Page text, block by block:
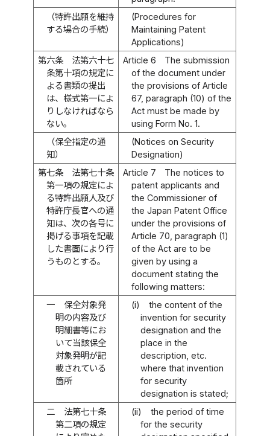
（特許出願を維持
する場合の手続）
(Procedures for
Maintaining Patent
Applications)
第六条
法第六十七
条第十項の規定に
よる書類の提出
は、様式第一によ
りしなければなら
ない。
Article 6
The submission
of the document under
the provisions of Article
67, paragraph (10) of the
Act must be made by
using Form No. 1.
（保全指定の通
知）
(Notices on Security
Designation)
第七条
法第七十条
第一項の規定によ
る特許出願人及び
特許庁長官への通
知は、次の各号に
掲げる事項を記載
した書面により行
うものとする。
Article 7
The notices to
patent applicants and
the Commissioner of
the Japan Patent Office
under the provisions of
Article 70, paragraph (1)
of the Act are to be
given by using a
document stating the
following matters:
一
保全対象発
明の内容及び
明細書等にお
いて当該保全
対象発明が記
載されている
箇所
(i)
the content of the
invention for security
designation and the
place in the
description, etc.
where that invention
for security
designation is stated;
二
法第七十条
第二項の規定
(ii)
the period of time
for the security